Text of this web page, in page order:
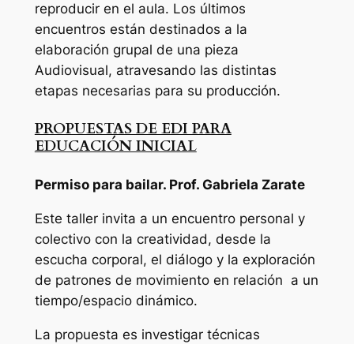
reproducir en el aula. Los últimos
encuentros están destinados a la
elaboración grupal de una pieza
Audiovisual, atravesando las distintas
etapas necesarias para su producción.
PROPUESTAS DE EDI PARA
EDUCACIÓN INICIAL
Permiso para bailar. Prof. Gabriela Zarate
Este taller invita a un encuentro personal y
colectivo con la creatividad, desde la
escucha corporal, el diálogo y la exploración
de patrones de movimiento en relación a un
tiempo/espacio dinámico.
La propuesta es investigar técnicas